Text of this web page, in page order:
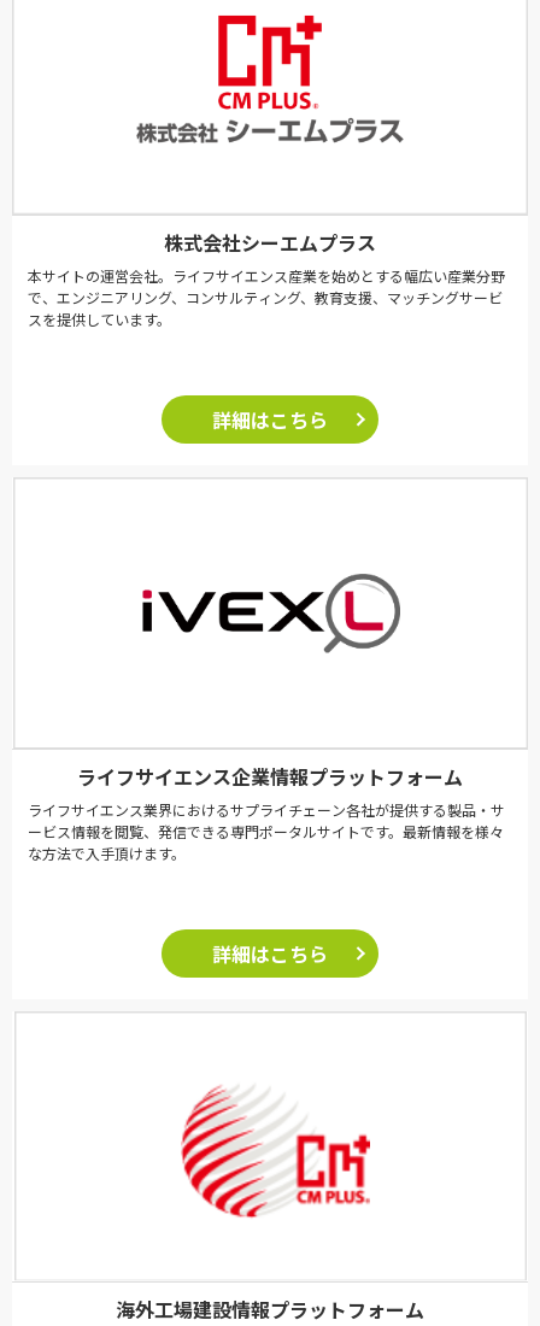
株式会社シーエムプラス
本サイトの運営会社。ライフサイエンス産業を始めとする幅広い産業分野
で、エンジニアリング、コンサルティング、教育支援、マッチングサービ
スを提供しています。
詳細はこちら
ライフサイエンス企業情報プラットフォーム
ライフサイエンス業界におけるサプライチェーン各社が提供する製品・サ
ービス情報を閲覧、発信できる専門ポータルサイトです。最新情報を様々
な方法で入手頂けます。
詳細はこちら
海外工場建設情報プラットフォーム